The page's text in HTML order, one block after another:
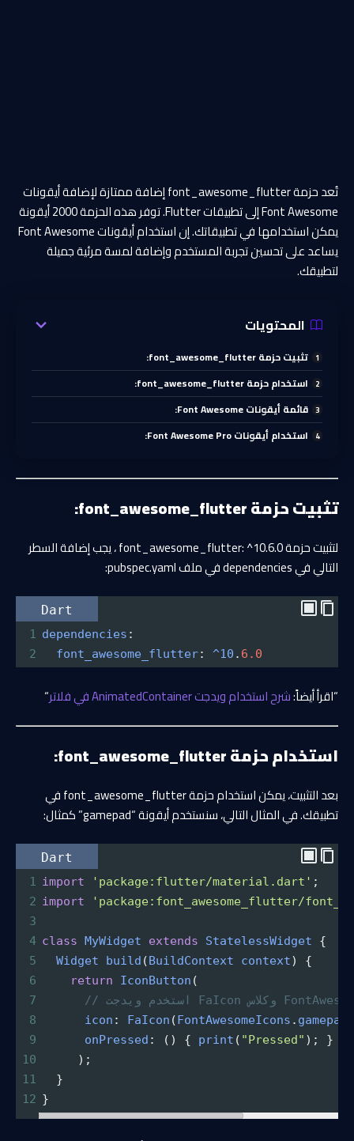
تُعد حزمة font_awesome_flutter إضافة ممتازة لإضافة أيقونات
Font Awesome إلى تطبيقات Flutter. توفر هذه الحزمة 2000 أيقونة
يمكن استخدامها في تطبيقاتك. إن استخدام أيقونات Font Awesome
يساعد على تحسين تجربة المستخدم وإضافة لمسة مرئية جميلة
لتطبيقك.
المحتويات
تثبيت حزمة font_awesome_flutter:
استخدام حزمة font_awesome_flutter:
قائمة أيقونات Font Awesome:
استخدام أيقونات Font Awesome Pro:
تثبيت حزمة font_awesome_flutter:
لتثبيت حزمة font_awesome_flutter: ^10.6.0 ، يجب إضافة السطر
التالي في dependencies في ملف pubspec.yaml:
Dart
1 dependencies :
2
font_awesome_flutter: ^10 . 6.0
“اقرأ أيضاً:شرح استخدام ويدجت AnimatedContainer في فلاتر “
استخدام حزمة font_awesome_flutter:
بعد التثبيت، يمكن استخدام حزمة font_awesome_flutter في
تطبيقك. في المثال التالي، سنستخدم أيقونة “gamepad” كمثال:
Dart
1 import 'package:flutter/material.dart' ;
2 import
'package:font_awesome_flutter/
3
4 class MyWidget extends StatelessWidget {
5
Widget build ( BuildContext context) {
6
return IconButton (
7
8
icon : FaIcon ( FontAwesomeIcons . gamepad
9
onPressed : () { print ( "Pressed" ); }
10
     );
11
  }
12 }